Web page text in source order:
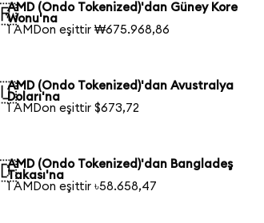
AMD (Ondo Tokenized)'dan Güney Kore
Wonu'na
1 AMDon eşittir ₩675.968,86
AMD (Ondo Tokenized)'dan Avustralya
Doları'na
1 AMDon eşittir $673,72
AMD (Ondo Tokenized)'dan Bangladeş
Takası'na
1 AMDon eşittir ৳58.658,47